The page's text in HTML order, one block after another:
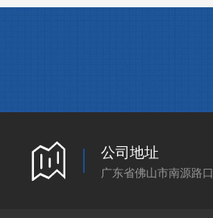
公司地址
广东省佛山市南源路口